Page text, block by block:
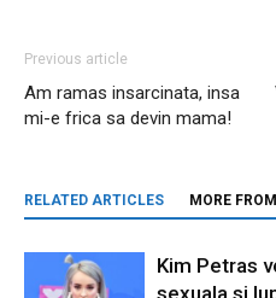
Previous article
Am ramas insarcinata, insa
mi-e frica sa devin mama!
RELATED ARTICLES MORE
Kim Petras
sexuala si